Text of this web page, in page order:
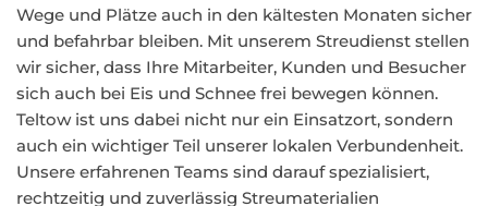
Wege und Plätze auch in den kältesten Monaten sicher
und befahrbar bleiben. Mit unserem Streudienst stellen
wir sicher, dass Ihre Mitarbeiter, Kunden und Besucher
sich auch bei Eis und Schnee frei bewegen können.
Teltow ist uns dabei nicht nur ein Einsatzort, sondern
auch ein wichtiger Teil unserer lokalen Verbundenheit.
Unsere erfahrenen Teams sind darauf spezialisiert,
rechtzeitig und zuverlässig Streumaterialien